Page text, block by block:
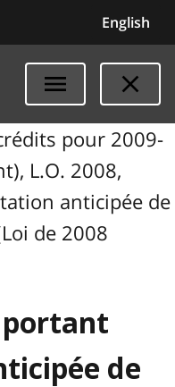
English
pour 2009-
L.O. 2008,
anticipée de
de 2008
portant
de